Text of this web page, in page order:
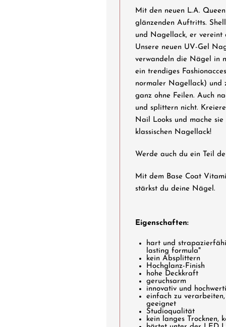
Mit den neuen L.A.
glänzenden Auftritts.
und Nagellack, er vereint
Unsere neuen UV-Gel
verwandeln die Nägel in
ein trendiges
normaler Nagellack) und
ganz ohne Feilen. Auch
und splittern nicht.
Nail Looks und mache
klassischen Nagellack!
Werde auch du ein Teil
Mit dem Base Coat
stärkst du deine Nägel.
Eigenschaften:
hart und
lasting formula"
kein Absplittern
Hochglanz-Finish
hohe Deckkraft
geruchsarm
innovativ und
einfach zu
geeignet
Studioqualität
kein langes Trocknen,